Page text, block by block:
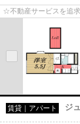
☆不動産サービスを追
賃貸｜アパート ジ